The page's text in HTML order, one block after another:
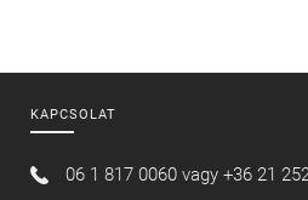
KAPCSOLAT
06 1 817 0060 vagy +36 21